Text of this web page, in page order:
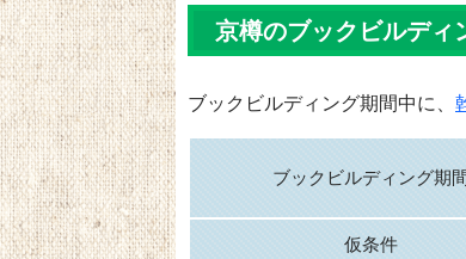
京樽のブックビルディ
ブックビルディング期間中に、
ブックビルディング期
仮条件